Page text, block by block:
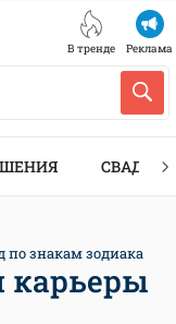
В тренде Реклама
СВАДЬБА
по знакам зодиака
карьеры